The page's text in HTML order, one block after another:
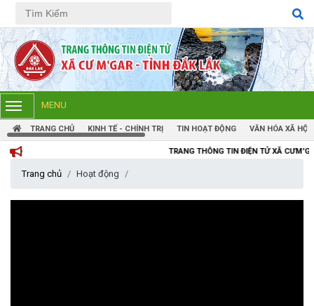
Tiếng Việt Tiếng Anh
MENU
TRANG CHỦ KINH TẾ - CHÍNH TRỊ TIN HOẠT ĐỘNG VĂN HÓA XÃ HỘI
TRANG THÔNG TIN ĐIỆN TỬ XÃ CƯM'GAR, TỈNH ĐẮK
Trang chủ Hoạt động